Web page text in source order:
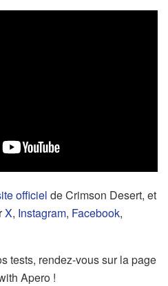
officiel de Crimson Desert, et
X, Instagram, Facebook,
tests, rendez-vous sur la page
Apero !